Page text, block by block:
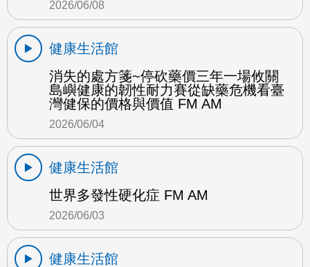
2026/06/08
健康生活館
消失的處方箋~停砍藥價三年一場攸關
島嶼健康的韌性耐力賽從缺藥危機看臺
灣健保的價格與價值 FM AM
2026/06/04
健康生活館
世界多發性硬化症 FM AM
2026/06/03
健康生活館